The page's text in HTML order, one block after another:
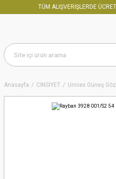
TÜM ALIŞVERİŞLERDE
Anasayfa CİNSİYET Unisex Güneş